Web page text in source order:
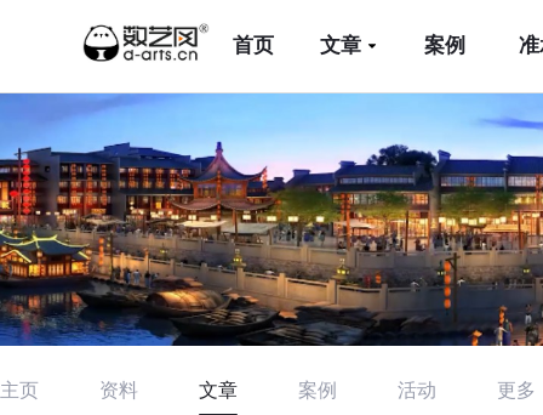
首页 文章 案例
主页 资料 文章 案例 活动 更多